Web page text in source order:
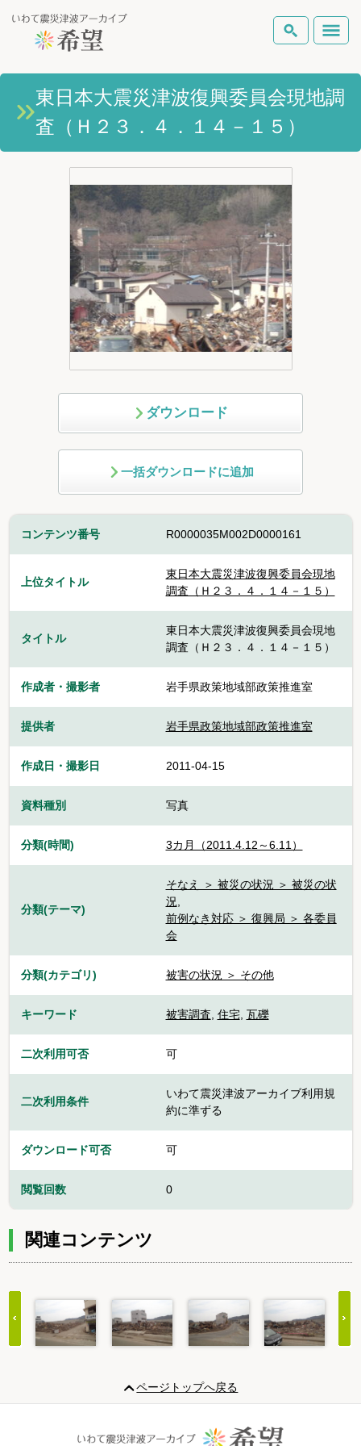
いわて震災津波アーカイブとは
岩手県の被害状況
ピックアップコンテンツ
Foreign Laguage
検索
東日本大震災津波復興委員会現地調
査（Ｈ２３．４．１４－１５）
ダウンロード
一括ダウンロードに追加
コンテンツ番号 R0000035M002D0000161
上位タイトル
東日本大震災津波復興委員会現地
調査（Ｈ２３．４．１４－１５）
タイトル
東日本大震災津波復興委員会現地
調査（Ｈ２３．４．１４－１５）
作成者・撮影者 岩手県政策地域部政策推進室
提供者 岩手県政策地域部政策推進室
作成日・撮影日 2011-04-15
資料種別 写真
分類(時間) 3カ月（2011.4.12～6.11）
分類(テーマ)
そなえ ＞ 被災の状況 ＞ 被災の状
況,
前例なき対応 ＞ 復興局 ＞ 各委員
会
分類(カテゴリ) 被害の状況 ＞ その他
キーワード 被害調査, 住宅, 瓦礫
二次利用可否 可
二次利用条件
いわて震災津波アーカイブ利用規
約に準ずる
ダウンロード可否 可
閲覧回数 0
関連コンテンツ
20
ページトップへ戻る